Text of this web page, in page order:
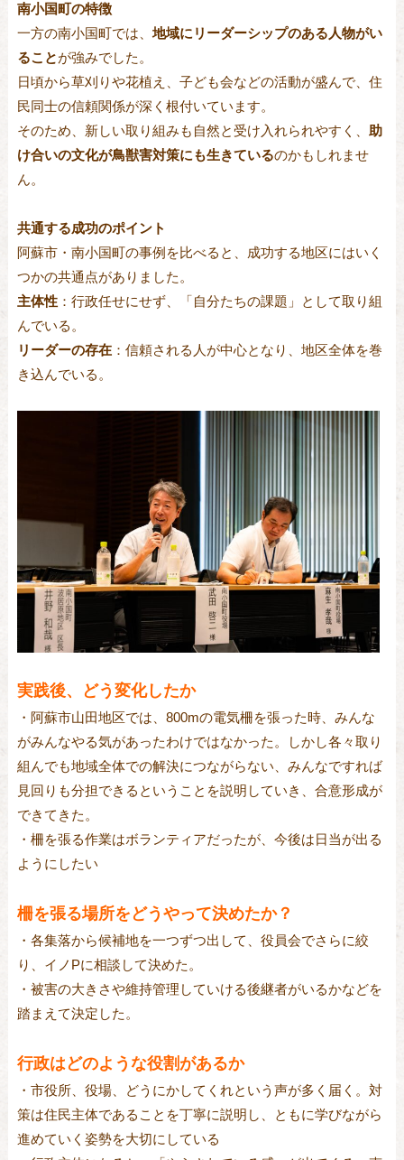
南小国町の特徴
一方の南小国町では、地域にリーダーシップのある人物がい
ることが強みでした。
日頃から草刈りや花植え、子ども会などの活動が盛んで、住
民同士の信頼関係が深く根付いています。
そのため、新しい取り組みも自然と受け入れられやすく、 助
け合いの文化が鳥獣害対策にも生きているのかもしれませ
ん。
共通する成功のポイント
阿蘇市・南小国町の事例を比べると、成功する地区にはいく
つかの共通点がありました。
主体性：行政任せにせず、「自分たちの課題」として取り組
んでいる。
リーダーの存在：信頼される人が中心となり、地区全体を巻
き込んでいる。
実践後、どう変化したか
・阿蘇市山田地区では、800mの電気柵を張った時、みんな
がみんなやる気があったわけではなかった。しかし各々取り
組んでも地域全体での解決につながらない、みんなですれば
見回りも分担できるということを説明していき、合意形成が
できてきた。
・柵を張る作業はボランティアだったが、今後は日当が出る
ようにしたい
柵を張る場所をどうやって決めたか？
・各集落から候補地を一つずつ出して、役員会でさらに絞
り、イノPに相談して決めた。
・被害の大きさや維持管理していける後継者がいるかなどを
踏まえて決定した。
行政はどのような役割があるか
・市役所、役場、どうにかしてくれという声が多く届く。対
策は住民主体であることを丁寧に説明し、ともに学びながら
進めていく姿勢を大切にしている